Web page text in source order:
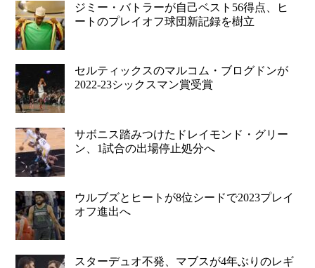
ジミー・バトラーが自己ベスト56得点、ヒ
ートのプレイオフ球団新記録を樹立
セルティックスのマルコム・ブログドンが
2022-23シックスマン賞受賞
サボニス踏みつけたドレイモンド・グリー
ン、1試合の出場停止処分へ
ウルブズとヒートが8位シードで2023プレイ
オフ進出へ
スターデュオ不発、マブスが4年ぶりのレギ